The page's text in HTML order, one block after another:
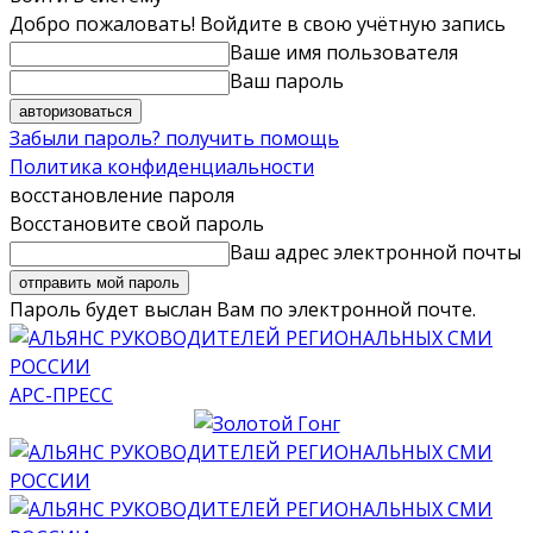
Добро пожаловать! Войдите в свою учётную запись
Ваше имя пользователя
Ваш пароль
Забыли пароль? получить помощь
Политика конфиденциальности
восстановление пароля
Восстановите свой пароль
Ваш адрес электронной почты
Пароль будет выслан Вам по электронной почте.
АРС-ПРЕСС